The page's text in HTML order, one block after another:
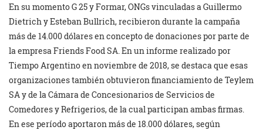
En su momento G 25 y Formar, ONGs vinculadas a Guillermo
Dietrich y Esteban Bullrich, recibieron durante la campaña
más de 14.000 dólares en concepto de donaciones por parte de
la empresa Friends Food SA. En un informe realizado por
Tiempo Argentino en noviembre de 2018, se destaca que esas
organizaciones también obtuvieron financiamiento de Teylem
SA y de la Cámara de Concesionarios de Servicios de
Comedores y Refrigerios, de la cual participan ambas firmas.
En ese período aportaron más de 18.000 dólares, según